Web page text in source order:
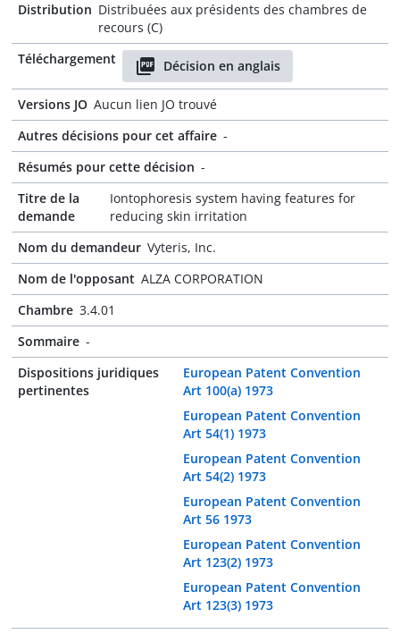
Distribution Distribuées aux présidents des chambres de
recours (C)
Téléchargement
Décision en anglais
Versions JO Aucun lien JO trouvé
Autres décisions pour cet affaire -
Résumés pour cette décision -
Titre de la
demande
Iontophoresis system having features for
reducing skin irritation
Nom du demandeur Vyteris, Inc.
Nom de l'opposant ALZA CORPORATION
Chambre 3.4.01
Sommaire -
Dispositions juridiques
pertinentes
European Patent Convention
Art 100(a) 1973
European Patent Convention
Art 54(1) 1973
European Patent Convention
Art 54(2) 1973
European Patent Convention
Art 56 1973
European Patent Convention
Art 123(2) 1973
European Patent Convention
Art 123(3) 1973